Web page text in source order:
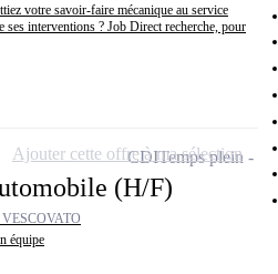
votre savoir-faire mécanique au service
ses interventions ? Job Direct recherche, pour
(H/F)
équipe
CDITemps plein
Ajouter cette offre à ma sélection